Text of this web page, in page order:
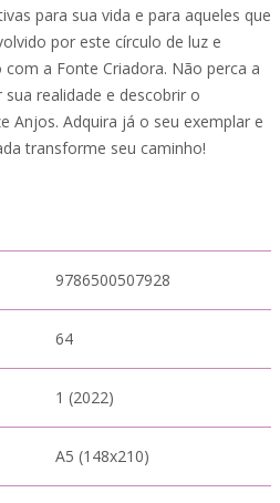
para sua vida e para aqueles que
por este círculo de luz e
a Fonte Criadora. Não perca a
realidade e descobrir o
Anjos. Adquira já o seu exemplar e
transforme seu caminho!
9786500507928
64
1 (2022)
A5 (148x210)